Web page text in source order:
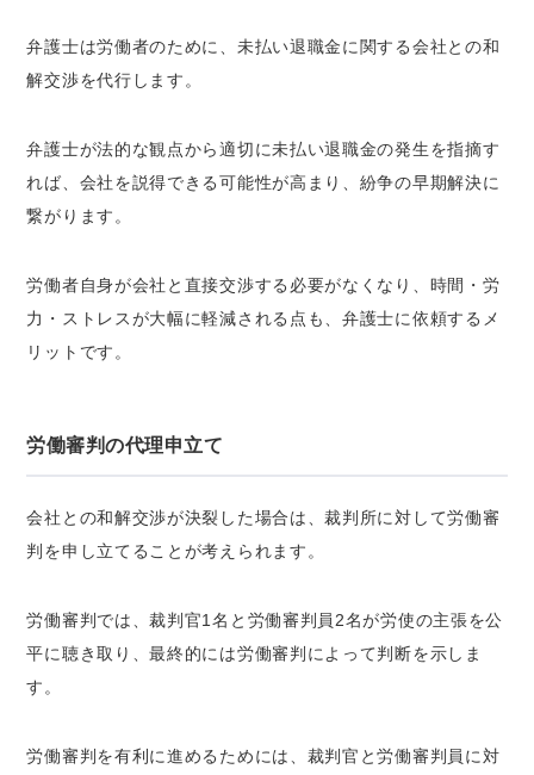
弁護士は労働者のために、未払い退職金に関する会社との和
解交渉を代行します。
弁護士が法的な観点から適切に未払い退職金の発生を指摘す
れば、会社を説得できる可能性が高まり、紛争の早期解決に
繋がります。
労働者自身が会社と直接交渉する必要がなくなり、時間・労
力・ストレスが大幅に軽減される点も、弁護士に依頼するメ
リットです。
労働審判の代理申立て
会社との和解交渉が決裂した場合は、裁判所に対して労働審
判を申し立てることが考えられます。
労働審判では、裁判官1名と労働審判員2名が労使の主張を公
平に聴き取り、最終的には労働審判によって判断を示しま
す。
労働審判を有利に進めるためには、裁判官と労働審判員に対